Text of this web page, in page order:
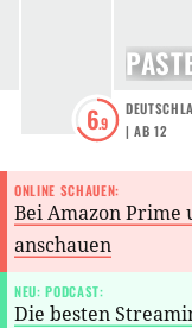
6.9
|AB 12
ONLINE SCHAUEN:
Bei Amazon
anschauen
NEU: PODCAST:
Die besten